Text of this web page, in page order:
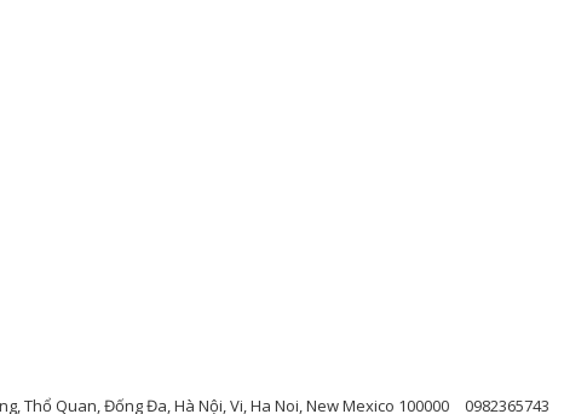
Thổ Quan, Đống Đa, Hà Nội, Vi, Ha Noi, New Mexico 100000 0982365743